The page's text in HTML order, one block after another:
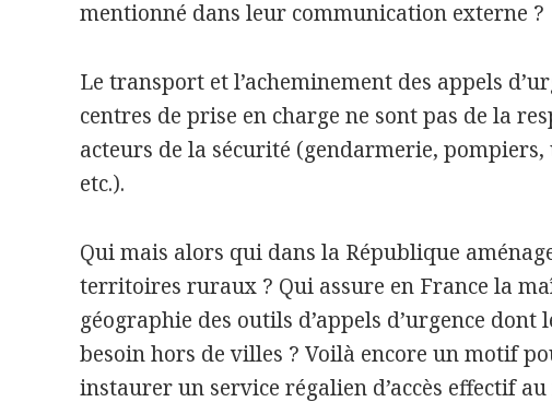
mentionné dans leur communication externe ?
Le transport et l’acheminement des appels
centres de prise en charge ne sont pas de la
acteurs de la sécurité (gendarmerie, pompiers,
etc.).
Qui mais alors qui dans la République
territoires ruraux ? Qui assure en France la
géographie des outils d’appels d’urgence dont
besoin hors de villes ? Voilà encore un motif
instaurer un service régalien d’accès effectif